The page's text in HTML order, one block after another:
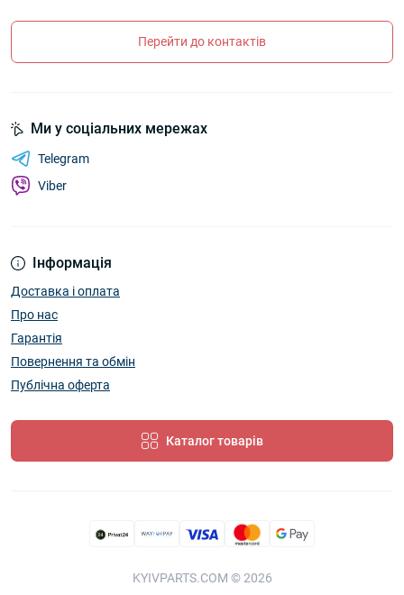
Перейти до контактів
Інформація
Доставка і оплата
Про нас
Гарантія
Повернення та обмін
Публічна оферта
Каталог товарів
Ми у соціальних мережах
Telegram
Viber
KYIVPARTS.COM © 2026